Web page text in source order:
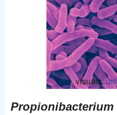
Propionibacterium